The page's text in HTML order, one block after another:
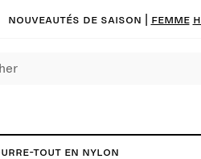
Nouveautés de saison FEMME
tout en nylon